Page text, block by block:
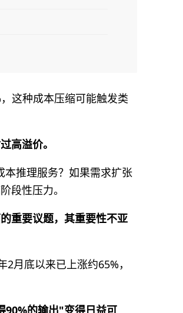
这种成本压缩可能触发类
高溢价。
推理服务？如果需求扩张
段性压力。
重要议题，其重要性不亚
月底以来已上涨约65%，
90%的输出"变得日益可